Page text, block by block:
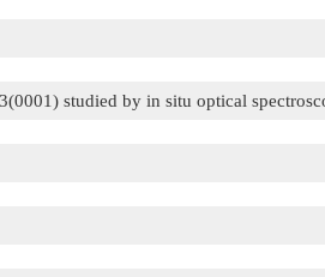
studied by in situ optical